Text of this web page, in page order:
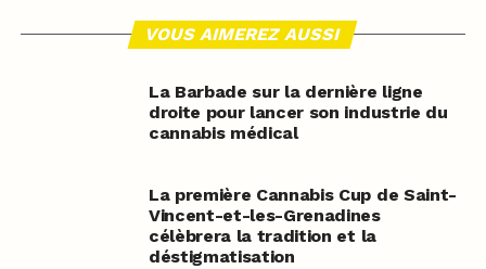
VOUS AIMEREZ AUSSI
La Barbade sur la dernière ligne
droite pour lancer son industrie du
cannabis médical
La première Cannabis Cup de Saint-
Vincent-et-les-Grenadines
célèbrera la tradition et la
déstigmatisation